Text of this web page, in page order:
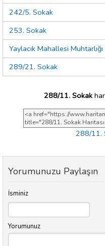
242/5. Sokak
253. Sokak
Yaylacık Mahallesi Muhtarlığı
289/21. Sokak
288/11. Sokak
288/11.
Yorumunuzu Paylaşın
İsminiz
Yorumunuz